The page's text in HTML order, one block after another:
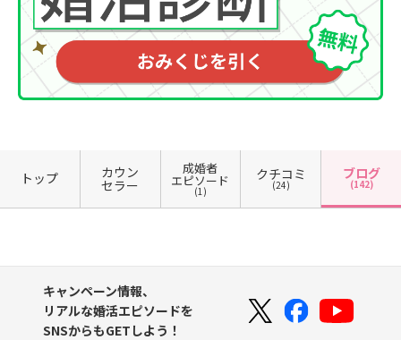
トップ カウン
セラー
成婚者
エピソード
(1)
クチコミ
(24)
ブログ
(142)
キャンペーン情報、
リアルな婚活エピソードを
SNSからもGETしよう！